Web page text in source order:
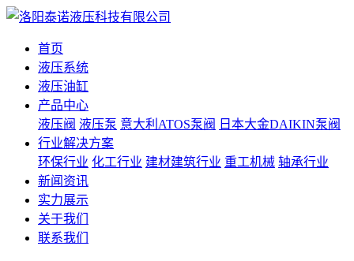
首页
液压系统
液压油缸
产品中心
液压阀 液压泵 意大利ATOS泵阀
日本大金DAIKIN泵阀
行业解决方案
环保行业 化工行业 建材建筑行业 重工机械 轴承行业
新闻资讯
实力展示
关于我们
联系我们